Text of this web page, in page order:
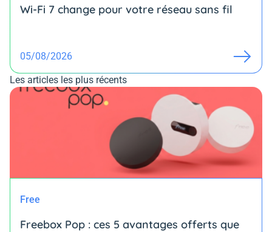
Wi-Fi 7 change pour votre réseau sans fil
05/08/2026
Les articles les plus récents
Free
Freebox Pop : ces 5 avantages offerts que